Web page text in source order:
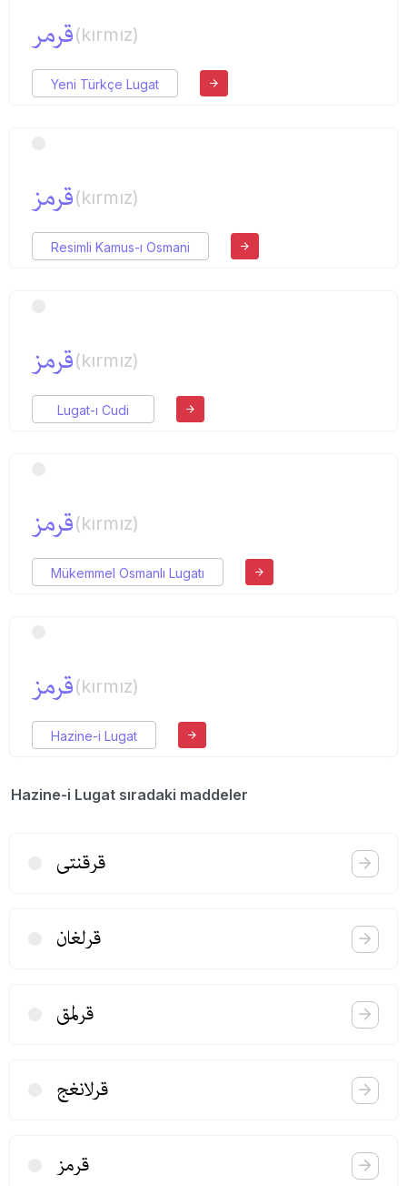
قرمر(kırmız)
Yeni Türkçe Lugat
قرمز(kırmız)
Resimli Kamus-ı Osmani
قرمز(kırmız)
Lugat-ı Cudi
قرمز(kırmız)
Mükemmel Osmanlı Lugatı
قرمز(kırmız)
Hazine-i Lugat
Hazine-i Lugat sıradaki maddeler
قرقنتی
قرلغان
قرلمق
قرلانغج
قرمز